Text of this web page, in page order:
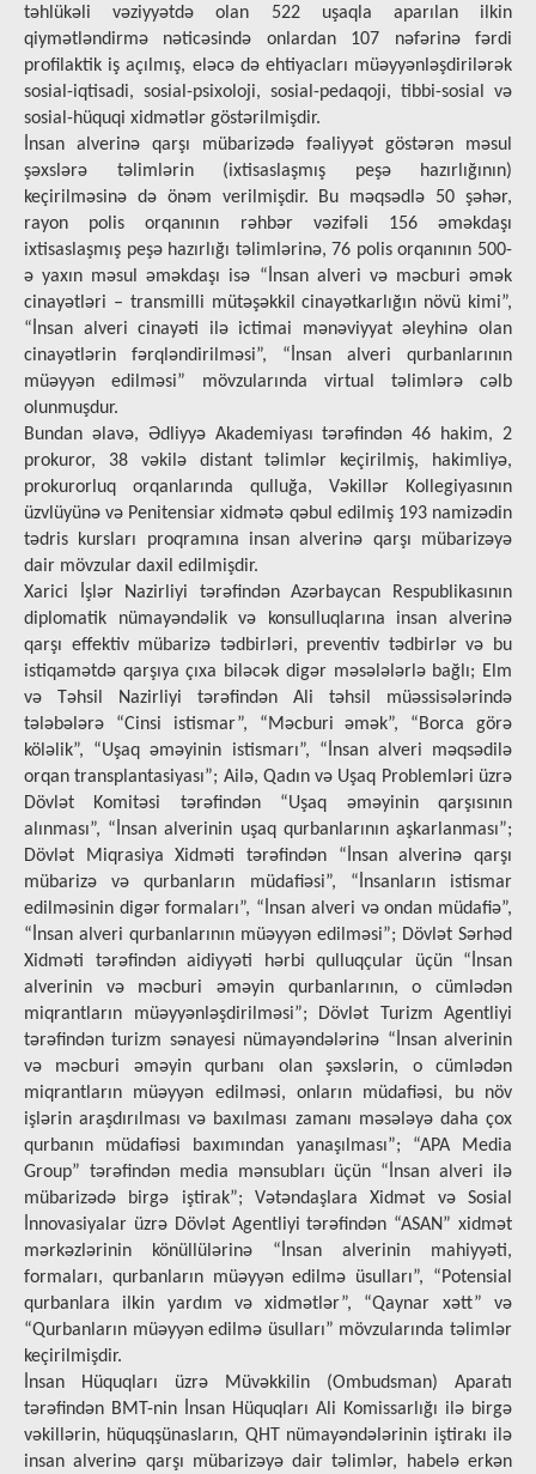
təhlükəli vəziyyətdə olan 522 uşaqla aparılan ilkin
qiymətləndirmə nəticəsində onlardan 107 nəfərinə fərdi
profilaktik iş açılmış, eləcə də ehtiyacları müəyyənləşdirilərək
sosial-iqtisadi, sosial-psixoloji, sosial-pedaqoji, tibbi-sosial və
sosial-hüquqi xidmətlər göstərilmişdir.
İnsan alverinə qarşı mübarizədə fəaliyyət göstərən məsul
şəxslərə təlimlərin (ixtisaslaşmış peşə hazırlığının)
keçirilməsinə də önəm verilmişdir. Bu məqsədlə 50 şəhər,
rayon polis orqanının rəhbər vəzifəli 156 əməkdaşı
ixtisaslaşmış peşə hazırlığı təlimlərinə, 76 polis orqanının 500-
ə yaxın məsul əməkdaşı isə “İnsan alveri və məcburi əmək
cinayətləri – transmilli mütəşəkkil cinayətkarlığın növü kimi”,
“İnsan alveri cinayəti ilə ictimai mənəviyyat əleyhinə olan
cinayətlərin fərqləndirilməsi”, “İnsan alveri qurbanlarının
müəyyən edilməsi” mövzularında virtual təlimlərə cəlb
olunmuşdur.
Bundan əlavə, Ədliyyə Akademiyası tərəfindən 46 hakim, 2
prokuror, 38 vəkilə distant təlimlər keçirilmiş, hakimliyə,
prokurorluq orqanlarında qulluğa, Vəkillər Kollegiyasının
üzvlüyünə və Penitensiar xidmətə qəbul edilmiş 193 namizədin
tədris kursları proqramına insan alverinə qarşı mübarizəyə
dair mövzular daxil edilmişdir.
Xarici İşlər Nazirliyi tərəfindən Azərbaycan Respublikasının
diplomatik nümayəndəlik və konsulluqlarına insan alverinə
qarşı effektiv mübarizə tədbirləri, preventiv tədbirlər və bu
istiqamətdə qarşıya çıxa biləcək digər məsələlərlə bağlı; Elm
və Təhsil Nazirliyi tərəfindən Ali təhsil müəssisələrində
tələbələrə “Cinsi istismar”, “Məcburi əmək”, “Borca görə
köləlik”, “Uşaq əməyinin istismarı”, “İnsan alveri məqsədilə
orqan transplantasiyası”; Ailə, Qadın və Uşaq Problemləri üzrə
Dövlət Komitəsi tərəfindən “Uşaq əməyinin qarşısının
alınması”, “İnsan alverinin uşaq qurbanlarının aşkarlanması”;
Dövlət Miqrasiya Xidməti tərəfindən “İnsan alverinə qarşı
mübarizə və qurbanların müdafiəsi”, “İnsanların istismar
edilməsinin digər formaları”, “İnsan alveri və ondan müdafiə”,
“İnsan alveri qurbanlarının müəyyən edilməsi”; Dövlət Sərhəd
Xidməti tərəfindən aidiyyəti hərbi qulluqçular üçün “İnsan
alverinin və məcburi əməyin qurbanlarının, o cümlədən
miqrantların müəyyənləşdirilməsi”; Dövlət Turizm Agentliyi
tərəfindən turizm sənayesi nümayəndələrinə “İnsan alverinin
və məcburi əməyin qurbanı olan şəxslərin, o cümlədən
miqrantların müəyyən edilməsi, onların müdafiəsi, bu növ
işlərin araşdırılması və baxılması zamanı məsələyə daha çox
qurbanın müdafiəsi baxımından yanaşılması”; “APA Media
Group” tərəfindən media mənsubları üçün “İnsan alveri ilə
mübarizədə birgə iştirak”; Vətəndaşlara Xidmət və Sosial
İnnovasiyalar üzrə Dövlət Agentliyi tərəfindən “ASAN” xidmət
mərkəzlərinin könüllülərinə “İnsan alverinin mahiyyəti,
formaları, qurbanların müəyyən edilmə üsulları”, “Potensial
qurbanlara ilkin yardım və xidmətlər”, “Qaynar xətt” və
“Qurbanların müəyyən edilmə üsulları” mövzularında təlimlər
keçirilmişdir.
İnsan Hüquqları üzrə Müvəkkilin (Ombudsman) Aparatı
tərəfindən BMT-nin İnsan Hüquqları Ali Komissarlığı ilə birgə
vəkillərin, hüquqşünasların, QHT nümayəndələrinin iştirakı ilə
insan alverinə qarşı mübarizəyə dair təlimlər, habelə erkən